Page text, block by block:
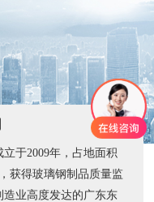
于2009年，占地面积
获得玻璃钢制品质量监
业高度发达的广东东